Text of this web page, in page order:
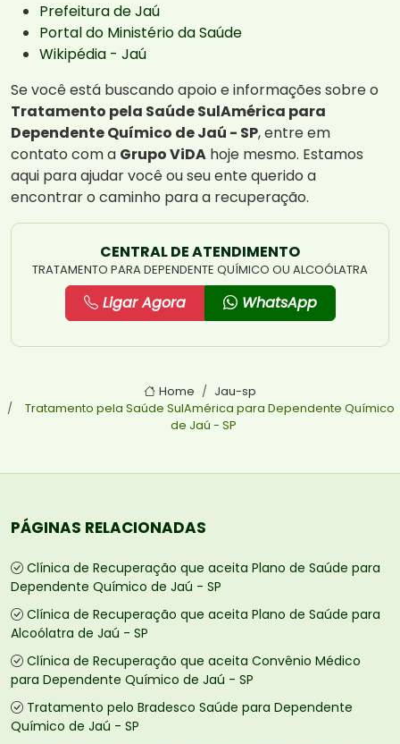
Prefeitura de Jaú
Portal do Ministério da Saúde
Wikipédia - Jaú
Se você está buscando apoio e informações sobre o
Tratamento pela Saúde SulAmérica para
Dependente Químico de Jaú - SP, entre em
contato com a Grupo ViDA hoje mesmo. Estamos
aqui para ajudar você ou seu ente querido a
encontrar o caminho para a recuperação.
CENTRAL DE ATENDIMENTO
TRATAMENTO PARA DEPENDENTE QUÍMICO OU ALCOÓLATRA
Ligar Agora WhatsApp
Home
Jau-sp
Tratamento pela Saúde SulAmérica para Dependente Químico
de Jaú - SP
PÁGINAS RELACIONADAS
Clínica de Recuperação que aceita Plano de Saúde para
Dependente Químico de Jaú - SP
Clínica de Recuperação que aceita Plano de Saúde para
Alcoólatra de Jaú - SP
Clínica de Recuperação que aceita Convênio Médico
para Dependente Químico de Jaú - SP
Tratamento pelo Bradesco Saúde para Dependente
Químico de Jaú - SP